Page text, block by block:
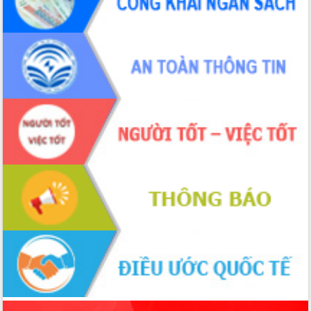
món ăn từ sầu riêng
Đắk Lắk công bố Quy hoạch và xúc
tiến đầu tư tỉnh
Ngành cá ngừ Đắk Lắk chủ động thích
ứng để giữ vững thị trường xuất khẩu
Diễn đàn Kinh tế tư nhân Việt Nam đột
phá cơ chế - Hợp tác công tư
Đề án 06 tạo bước ngoặt đột phá trong
cải cách hành chính tỉnh Đắk Lắk
Kết nối tour, đẩy mạnh chuyển đổi số
để phát triển du lịch Đắk Lắk
Khởi động Dự án Đầu tư xây dựng hạ
tầng kỹ thuật Cụm công nghiệp Tân
Tiến
Gặp mặt các cơ quan báo chí nhân Kỷ
niệm 101 năm Ngày Báo chí Cách
mạng Việt Nam
Đắk Lắk sơ kết 4 năm triển khai thực
hiện Đề án 06 của Chính phủ
Họp báo thông tin về Hội nghị Công bố